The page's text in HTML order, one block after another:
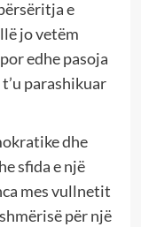
e
jo vetëm
edhe pasoja
parashikuar
dhe
sfida e një
mes vullnetit
për një